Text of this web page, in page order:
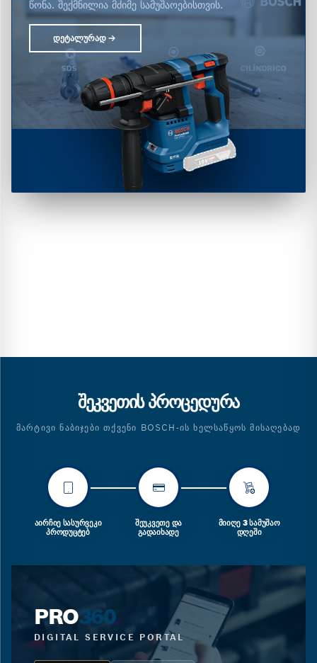
წონა. შექმნილია მძიმე სამუშაოებისთვის.
ᲓᲔᲢᲐᲚᲣᲠᲐᲓ
ᲨᲔᲙᲕᲔᲗᲘᲡ ᲞᲠᲝᲪᲔᲓᲣᲠᲐ
ᲛᲐᲠᲢᲘᲕᲘ ᲜᲐᲑᲘᲯᲔᲑᲘ ᲗᲥᲕᲔᲜᲘ BOSCH-ᲘᲡ ᲮᲔᲚᲡᲐᲬᲧᲝᲡ ᲛᲘᲡᲐᲦᲔᲑᲐᲓ
ᲐᲘᲠᲩᲘᲔ ᲡᲐᲡᲣᲠᲕᲔᲙᲘ
ᲞᲠᲝᲓᲣᲪᲢᲔᲑ
ᲨᲔᲣᲙᲕᲔᲗᲔ ᲓᲐ
ᲒᲐᲓᲐᲘᲮᲐᲓᲔ
ᲛᲘᲘᲦᲔ 3 ᲡᲐᲛᲣᲨᲐᲝ
ᲓᲦᲔᲨᲘ
PRO360
DIGITAL SERVICE PORTAL